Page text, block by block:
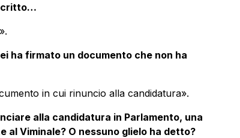
ha firmato un documento che non ha
in cui rinuncio alla candidatura».
alla candidatura in Parlamento, una
Viminale? O nessuno glielo ha detto?